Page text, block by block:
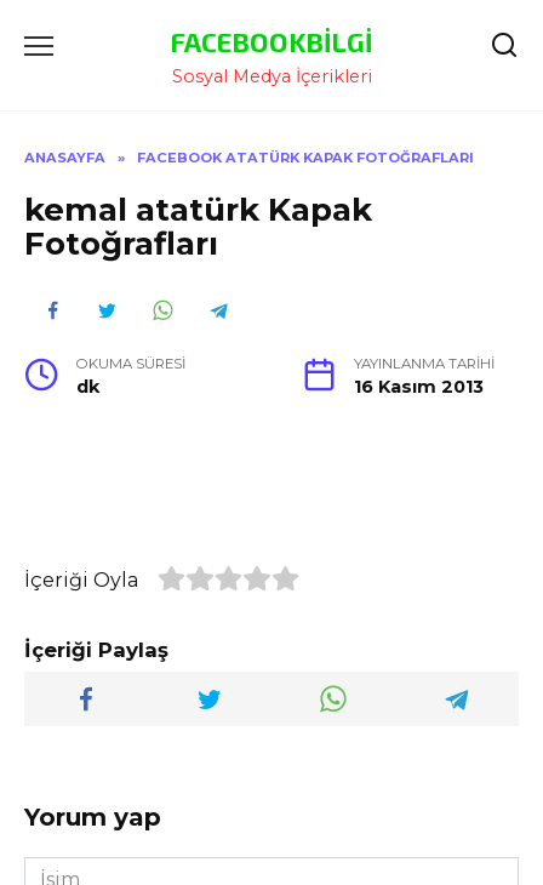
Atla
FACEBOOKBILGI
Sosyal Medya İçerikleri
ANASAYFA » FACEBOOK ATATÜRK KAPAK FOTOĞRAFLARI
kemal atatürk Kapak
Fotoğrafları
OKUMA SÜRESI
dk
YAYINLANMA TARIHI
16 Kasım 2013
İçeriği Oyla
İçeriği Paylaş
Yorum yap
İsim